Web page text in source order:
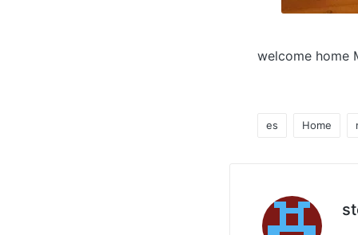
welcome home
Tag:
es Home